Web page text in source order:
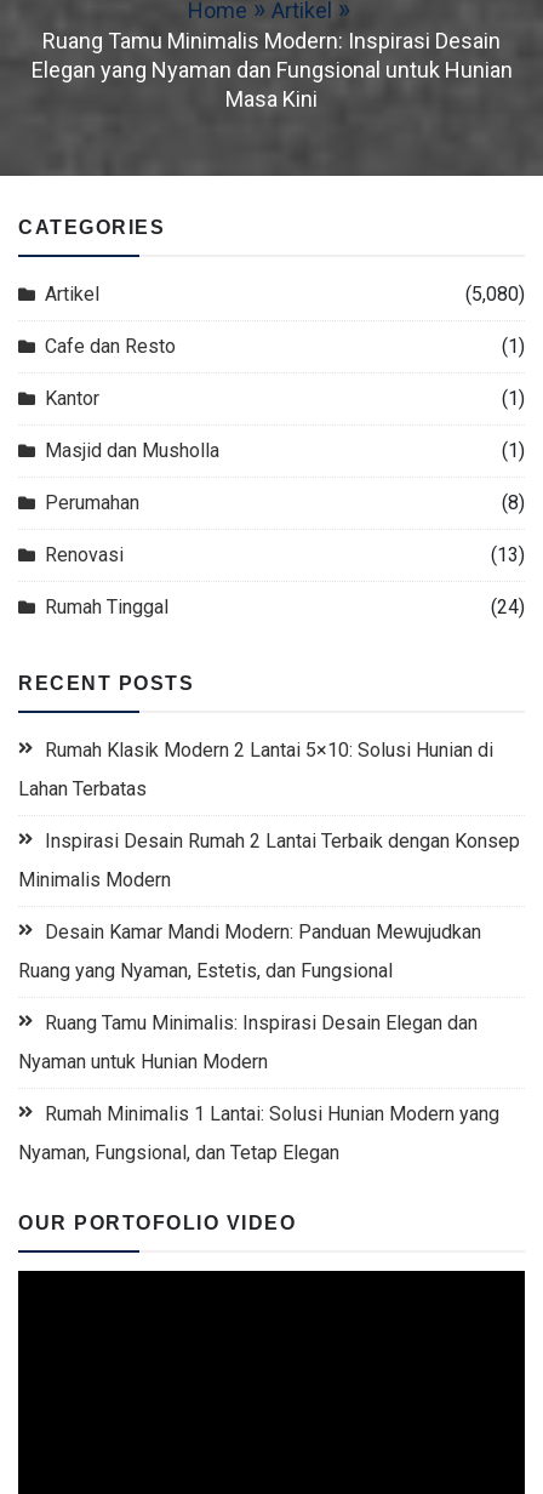
Home
Artikel
Ruang Tamu Minimalis Modern: Inspirasi Desain
Elegan yang Nyaman dan Fungsional untuk Hunian
Masa Kini
CATEGORIES
Artikel (5,080)
Cafe dan Resto (1)
Kantor (1)
Masjid dan Musholla (1)
Perumahan (8)
Renovasi (13)
Rumah Tinggal (24)
RECENT POSTS
Rumah Klasik Modern 2 Lantai 5×10: Solusi Hunian di
Lahan Terbatas
Inspirasi Desain Rumah 2 Lantai Terbaik dengan Konsep
Minimalis Modern
Desain Kamar Mandi Modern: Panduan Mewujudkan
Ruang yang Nyaman, Estetis, dan Fungsional
Ruang Tamu Minimalis: Inspirasi Desain Elegan dan
Nyaman untuk Hunian Modern
Rumah Minimalis 1 Lantai: Solusi Hunian Modern yang
Nyaman, Fungsional, dan Tetap Elegan
OUR PORTOFOLIO VIDEO